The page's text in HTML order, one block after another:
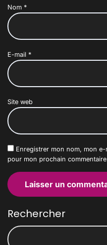
Nom *
E-mail *
Site web
Enregistrer mon nom, mon
pour mon prochain
Rechercher